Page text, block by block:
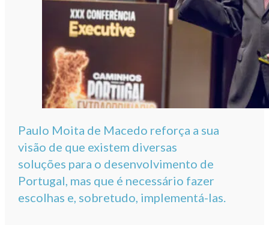
Paulo Moita de Macedo reforça a sua
visão de que existem diversas
soluções para o desenvolvimento de
Portugal, mas que é necessário fazer
escolhas e, sobretudo, implementá-las.